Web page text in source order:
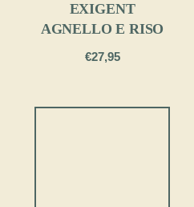
EXIGENT
AGNELLO E RISO
€27,95